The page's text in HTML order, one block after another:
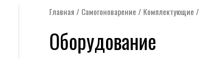
Главная / Самогоноварение / Комплектующие /
Оборудование